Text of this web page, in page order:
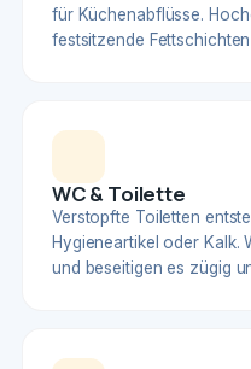
für Küchenabflüsse.
festsitzende
WC & Toilette
Verstopfte Toiletten
Hygieneartikel oder Kalk.
und beseitigen es zügig